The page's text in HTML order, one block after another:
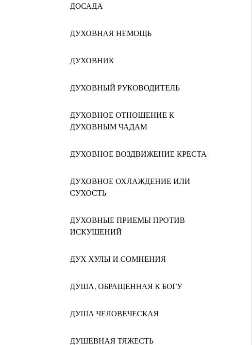
ДОСАДА
ДУХОВНАЯ НЕМОЩЬ
ДУХОВНИК
ДУХОВНЫЙ РУКОВОДИТЕЛЬ
ДУХОВНОЕ ОТНОШЕНИЕ К
ДУХОВНЫМ ЧАДАМ
ДУХОВНОЕ ВОЗДВИЖЕНИЕ КРЕСТА
ДУХОВНОЕ ОХЛАЖДЕНИЕ ИЛИ
СУХОСТЬ
ДУХОВНЫЕ ПРИЕМЫ ПРОТИВ
ИСКУШЕНИЙ
ДУХ ХУЛЫ И СОМНЕНИЯ
ДУША, ОБРАЩЕННАЯ К БОГУ
ДУША ЧЕЛОВЕЧЕСКАЯ
ДУШЕВНАЯ ТЯЖЕСТЬ